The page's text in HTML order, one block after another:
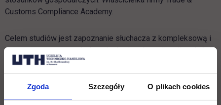
Zgoda Szczegóły O plikach cookies
Customs Compliance Academy.
Celem studiów jest zapoznanie słuchacza z kompleksową i
usystematyzowaną wiedzą niezbędną do realizacji zadań
związanych z obsługą celną podmiotów. Obecnie, z uwagi na
ciągły wzrost obrotów w ramach usług e-commerce, oraz w
związku z wystąpieniem Wielkiej Brytanii z Unii Europejskiej,
obserwuje się wzrost zapotrzebowania na rynku pracy na